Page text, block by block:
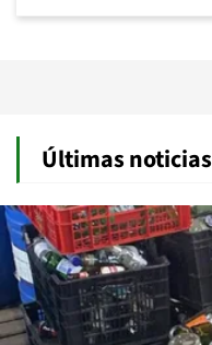
Últimas noticias